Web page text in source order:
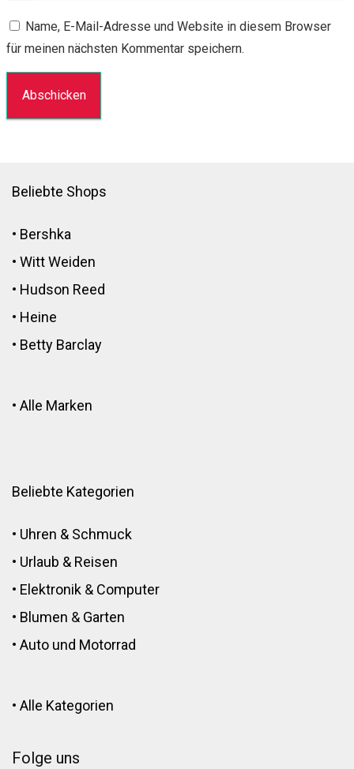
Name, E-Mail-Adresse und Website in diesem Browser
für meinen nächsten Kommentar speichern.
Beliebte Shops
• Bershka
• Witt Weiden
• Hudson Reed
• Heine
• Betty Barclay
• Alle Marken
Beliebte Kategorien
• Uhren & Schmuck
• Urlaub & Reisen
• Elektronik & Computer
• Blumen & Garten
• Auto und Motorrad
• Alle Kategorien
Folge uns